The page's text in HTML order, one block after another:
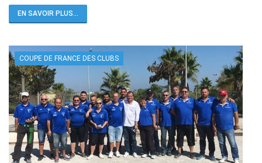
EN SAVOIR PLUS...
COUPE DE FRANCE DES CLUBS